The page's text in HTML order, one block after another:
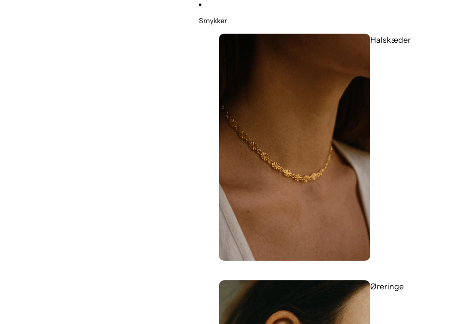
Smykker
Halskæder
Øreringe